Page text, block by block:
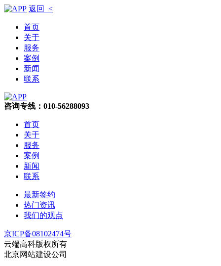
返回 <
首页
关于
服务
案例
新闻
联系
咨询专线：010-56288093
首页
关于
服务
案例
新闻
联系
最新签约
热门资讯
我们的观点
京ICP备08102474号
云端高科版权所有
北京网站建设公司